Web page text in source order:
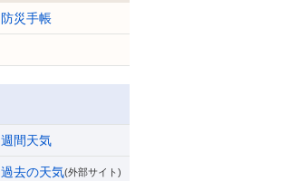
防災手帳
週間天気
過去の天気(外部サイト)